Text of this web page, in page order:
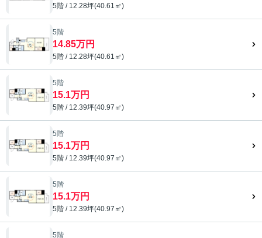
5階 / 12.28坪(40.61㎡)
5階
14.85万円
5階 / 12.28坪(40.61㎡)
5階
15.1万円
5階 / 12.39坪(40.97㎡)
5階
15.1万円
5階 / 12.39坪(40.97㎡)
5階
15.1万円
5階 / 12.39坪(40.97㎡)
5階